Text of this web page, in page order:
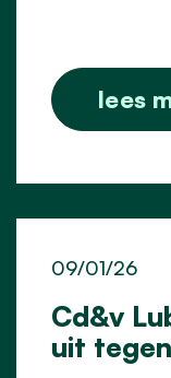
lees
Cd&v
uit
09/01/26